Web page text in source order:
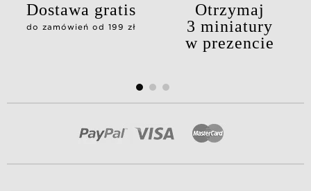
Dostawa gratis
do zamówień od 199 zł
Otrzymaj
3 miniatury
w prezencie